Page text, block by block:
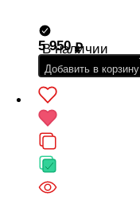
В наличии
5 950
Добавить в корзину